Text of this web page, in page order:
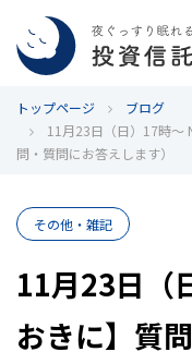
カウンセリング
ブログ
代表カン・チュンド
投資信託クリニック
インデックス投資の
トップページ
ブログ
11月23日（日）17時～
問・質問にお答えします）
その他・雑記
11月23日（
おきに】質